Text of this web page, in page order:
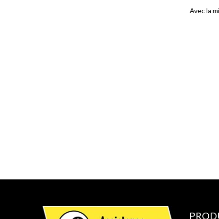
Avec la